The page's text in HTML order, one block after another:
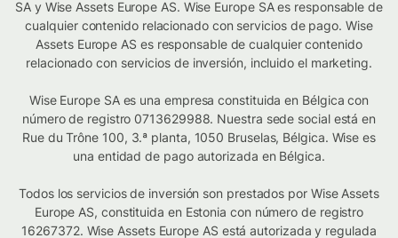
SA y Wise Assets Europe AS. Wise Europe SA es responsable de
cualquier contenido relacionado con servicios de pago. Wise
Assets Europe AS es responsable de cualquier contenido
relacionado con servicios de inversión, incluido el marketing.
Wise Europe SA es una empresa constituida en Bélgica con
número de registro 0713629988. Nuestra sede social está en
Rue du Trône 100, 3.ª planta, 1050 Bruselas, Bélgica. Wise es
una entidad de pago autorizada en Bélgica.
Todos los servicios de inversión son prestados por Wise Assets
Europe AS, constituida en Estonia con número de registro
16267372. Wise Assets Europe AS está autorizada y regulada